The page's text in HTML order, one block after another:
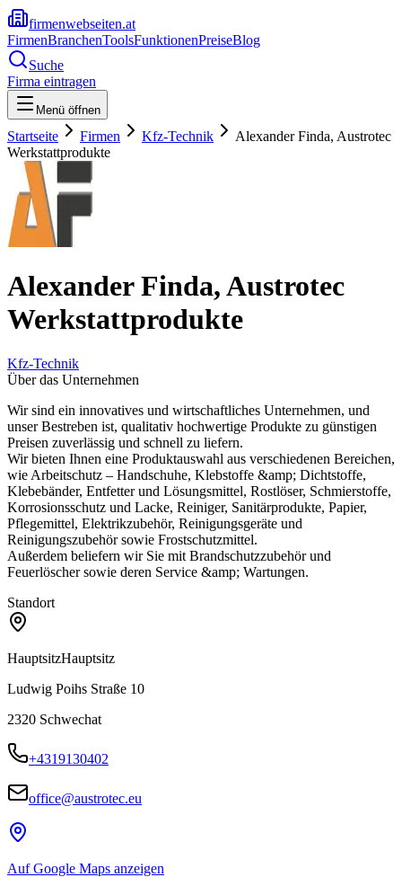
firmenwebseiten.at
FirmenBranchenToolsFunktionenPreiseBlog
Suche
Firma eintragen
Menü öffnen
Startseite Firmen Kfz-Technik
Alexander Finda, Austrotec
Werkstattprodukte
Alexander Finda, Austrotec
Werkstattprodukte
Kfz-Technik
Über das Unternehmen
Wir sind ein innovatives und wirtschaftliches Unternehmen, und
unser Bestreben ist, qualitativ hochwertige Produkte zu günstigen
Preisen zuverlässig und schnell zu liefern.
Wir bieten Ihnen eine Produktauswahl aus verschiedenen Bereichen,
wie Arbeitschutz – Handschuhe, Klebstoffe &amp; Dichtstoffe,
Klebebänder, Entfetter und Lösungsmittel, Rostlöser, Schmierstoffe,
Korrosionsschutz und Lacke, Reiniger, Sanitärprodukte, Papier,
Pflegemittel, Elektrikzubehör, Reinigungsgeräte und
Reinigungszubehör sowie Frostschutzmittel.
Außerdem beliefern wir Sie mit Brandschutzzubehör und
Feuerlöscher sowie deren Service &amp; Wartungen.
Standort
HauptsitzHauptsitz
Ludwig Poihs Straße 10
2320 Schwechat
+4319130402
office@austrotec.eu
Auf Google Maps anzeigen